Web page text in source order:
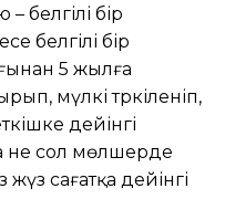
белгілі бір
белгілі бір
5 жылға
мүлкі тәркіленіп,
дейінгі
не сол мөлшерде
сағатқа дейінгі